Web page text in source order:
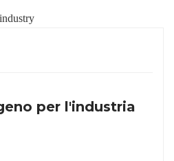
per l'industria